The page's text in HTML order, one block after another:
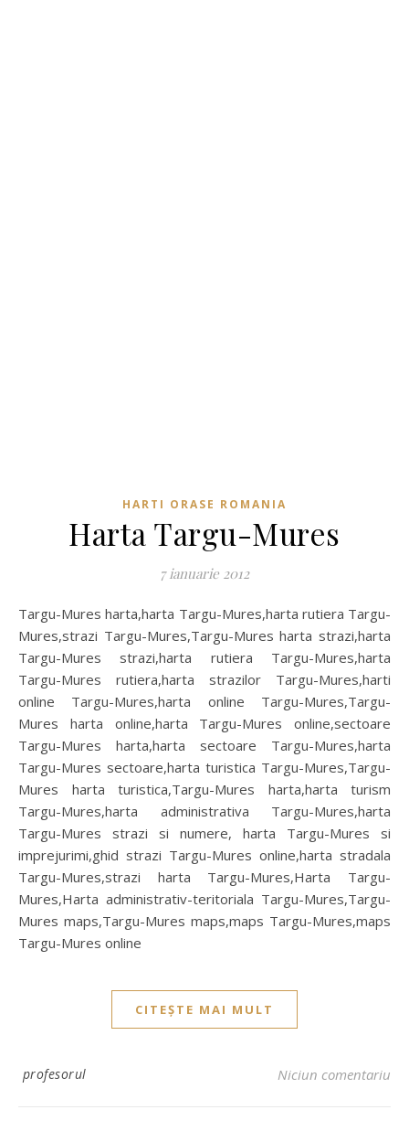
HARTI ORASE ROMANIA
Harta Targu-Mures
7 ianuarie 2012
Targu-Mures harta,harta Targu-Mures,harta rutiera Targu-
Mures,strazi Targu-Mures,Targu-Mures harta strazi,harta
Targu-Mures strazi,harta rutiera Targu-Mures,harta
Targu-Mures rutiera,harta strazilor Targu-Mures,harti
online Targu-Mures,harta online Targu-Mures,Targu-
Mures harta online,harta Targu-Mures online,sectoare
Targu-Mures harta,harta sectoare Targu-Mures,harta
Targu-Mures sectoare,harta turistica Targu-Mures,Targu-
Mures harta turistica,Targu-Mures harta,harta turism
Targu-Mures,harta administrativa Targu-Mures,harta
Targu-Mures strazi si numere, harta Targu-Mures si
imprejurimi,ghid strazi Targu-Mures online,harta stradala
Targu-Mures,strazi harta Targu-Mures,Harta Targu-
Mures,Harta administrativ-teritoriala Targu-Mures,Targu-
Mures maps,Targu-Mures maps,maps Targu-Mures,maps
Targu-Mures online
CITEȘTE MAI MULT
profesorul Niciun comentariu